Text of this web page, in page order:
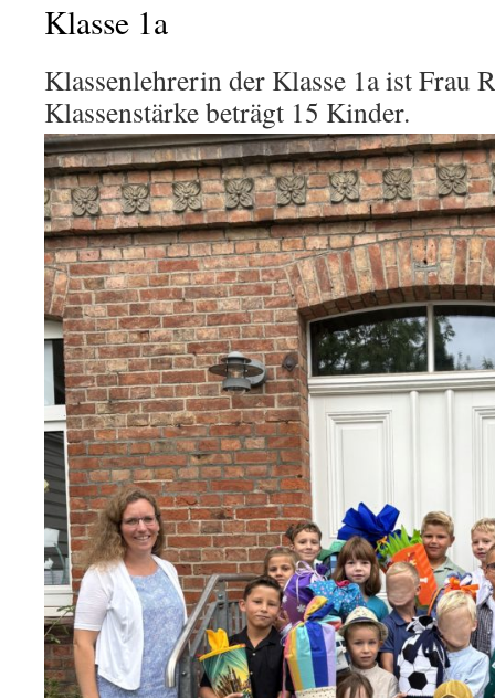
Klasse 1a
Klassenlehrerin der Klasse 1a ist Frau
Klassenstärke beträgt 15 Kinder.